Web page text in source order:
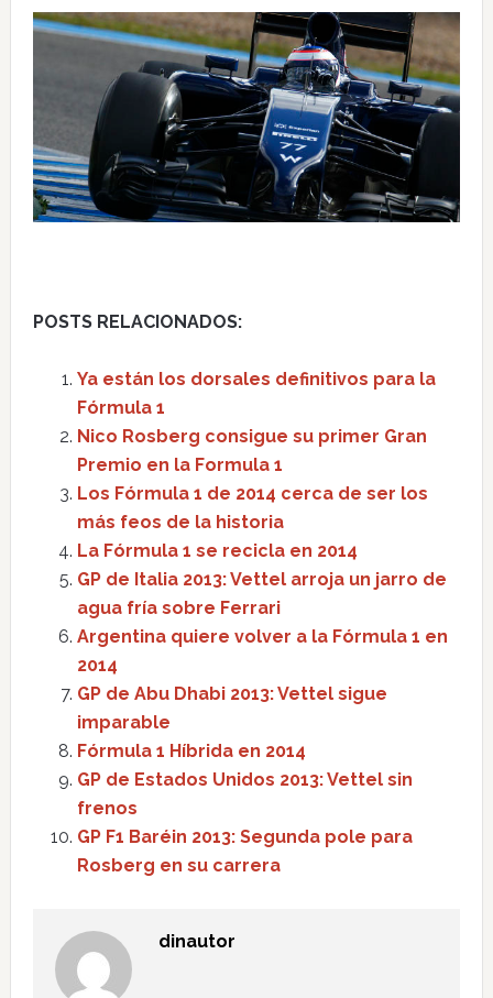
POSTS RELACIONADOS:
Ya están los dorsales definitivos para la
Fórmula 1
Nico Rosberg consigue su primer Gran
Premio en la Formula 1
Los Fórmula 1 de 2014 cerca de ser los
más feos de la historia
La Fórmula 1 se recicla en 2014
GP de Italia 2013: Vettel arroja un jarro de
agua fría sobre Ferrari
Argentina quiere volver a la Fórmula 1 en
2014
GP de Abu Dhabi 2013: Vettel sigue
imparable
Fórmula 1 Híbrida en 2014
GP de Estados Unidos 2013: Vettel sin
frenos
GP F1 Baréin 2013: Segunda pole para
Rosberg en su carrera
dinautor